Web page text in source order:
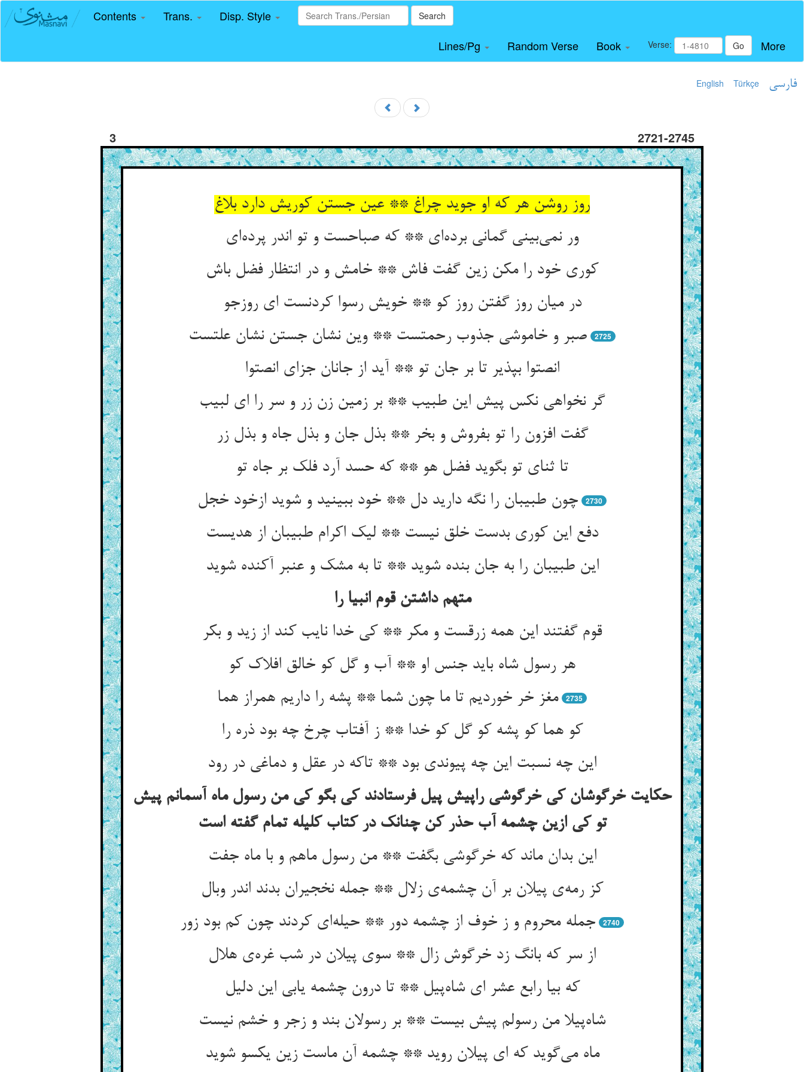
Contents Trans. Disp. Style Search
Lines/Pg Random Verse Book Verse: Go More
English Türkçe فارسی
3 2721-2745
روز روشن هر که او جوید چراغ ** عین جستن کوریش دارد بلاغ
ور نمی‌بینی گمانی برده‌ای ** که صباحست و تو اندر پرده‌ای
کوری خود را مکن زین گفت فاش ** خامش و در انتظار فضل باش
در میان روز گفتن روز کو ** خویش رسوا کردنست ای روزجو
صبر و خاموشی جذوب رحمتست ** وین نشان جستن نشان علتست
2725
انصتوا بپذیر تا بر جان تو ** آید از جانان جزای انصتوا
گر نخواهی نکس پیش این طبیب ** بر زمین زن زر و سر را ای لبیب
گفت افزون را تو بفروش و بخر ** بذل جان و بذل جاه و بذل زر
تا ثنای تو بگوید فضل هو ** که حسد آرد فلک بر جاه تو
چون طبیبان را نگه دارید دل ** خود ببینید و شوید ازخود خجل
2730
دفع این کوری بدست خلق نیست ** لیک اکرام طبیبان از هدیست
این طبیبان را به جان بنده شوید ** تا به مشک و عنبر آکنده شوید
متهم داشتن قوم انبیا را
قوم گفتند این همه زرقست و مکر ** کی خدا نایب کند از زید و بکر
هر رسول شاه باید جنس او ** آب و گل کو خالق افلاک کو
مغز خر خوردیم تا ما چون شما ** پشه را داریم همراز هما
2735
کو هما کو پشه کو گل کو خدا ** ز آفتاب چرخ چه بود ذره را
این چه نسبت این چه پیوندی بود ** تاکه در عقل و دماغی در رود
حکایت خرگوشان کی خرگوشی راپیش پیل فرستادند کی بگو کی من رسول ماه آسمانم پیش
تو کی ازین چشمه آب حذر کن چنانک در کتاب کلیله تمام گفته است
این بدان ماند که خرگوشی بگفت ** من رسول ماهم و با ماه جفت
کز رمه‌ی پیلان بر آن چشمه‌ی زلال ** جمله نخجیران بدند اندر وبال
جمله محروم و ز خوف از چشمه دور ** حیله‌ای کردند چون کم بود زور
2740
از سر که بانگ زد خرگوش زال ** سوی پیلان در شب غره‌ی هلال
که بیا رابع عشر ای شاه‌پیل ** تا درون چشمه یابی این دلیل
شاه‌پیلا من رسولم پیش بیست ** بر رسولان بند و زجر و خشم نیست
ماه می‌گوید که ای پیلان روید ** چشمه آن ماست زین یکسو شوید